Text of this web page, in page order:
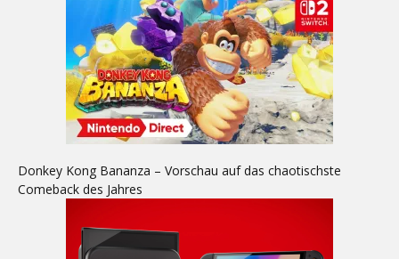
Donkey Kong Bananza – Vorschau auf das chaotischste
Comeback des Jahres